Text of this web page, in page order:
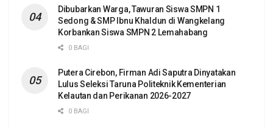
Dibubarkan Warga, Tawuran Siswa SMPN 1
Sedong & SMP Ibnu Khaldun di Wangkelang
Korbankan Siswa SMPN 2 Lemahabang
0 BAGI
Putera Cirebon, Firman Adi Saputra Dinyatakan
Lulus Seleksi Taruna Politeknik Kementerian
Kelautan dan Perikanan 2026-2027
0 BAGI